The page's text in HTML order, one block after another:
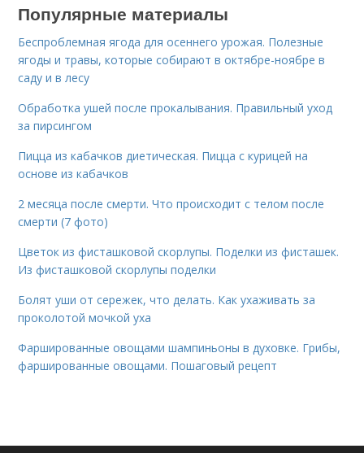
Популярные материалы
Беспроблемная ягода для осеннего урожая. Полезные
ягоды и травы, которые собирают в октябре-ноябре в
саду и в лесу
Обработка ушей после прокалывания. Правильный уход
за пирсингом
Пицца из кабачков диетическая. Пицца с курицей на
основе из кабачков
2 месяца после смерти. Что происходит с телом после
смерти (7 фото)
Цветок из фисташковой скорлупы. Поделки из фисташек.
Из фисташковой скорлупы поделки
Болят уши от сережек, что делать. Как ухаживать за
проколотой мочкой уха
Фаршированные овощами шампиньоны в духовке. Грибы,
фаршированные овощами. Пошаговый рецепт